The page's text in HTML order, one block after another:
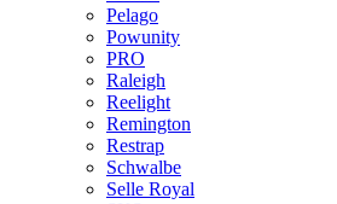
Pelago
Powunity
PRO
Raleigh
Reelight
Remington
Restrap
Schwalbe
Selle Royal